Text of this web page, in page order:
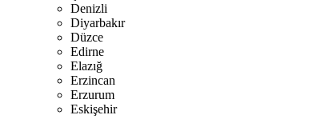
Denizli
Diyarbakır
Düzce
Edirne
Elazığ
Erzincan
Erzurum
Eskişehir